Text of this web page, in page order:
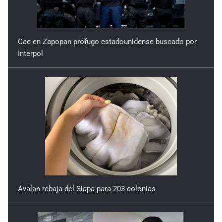
Cae en Zapopan prófugo estadounidense buscado por
Interpol
Avalan rebaja del Siapa para 203 colonias